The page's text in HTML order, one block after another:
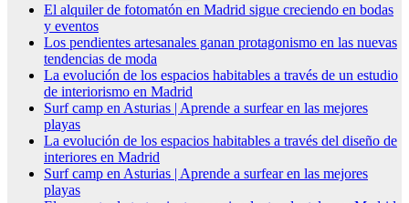
El alquiler de fotomatón en Madrid sigue creciendo en bodas
y eventos
Los pendientes artesanales ganan protagonismo en las nuevas
tendencias de moda
La evolución de los espacios habitables a través de un estudio
de interiorismo en Madrid
Surf camp en Asturias | Aprende a surfear en las mejores
playas
La evolución de los espacios habitables a través del diseño de
interiores en Madrid
Surf camp en Asturias | Aprende a surfear en las mejores
playas